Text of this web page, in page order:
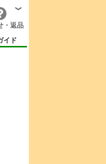
・返品
イド